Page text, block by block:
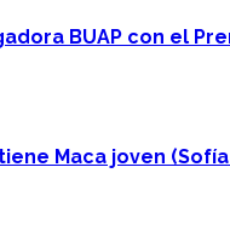
BUAP con el
Maca joven